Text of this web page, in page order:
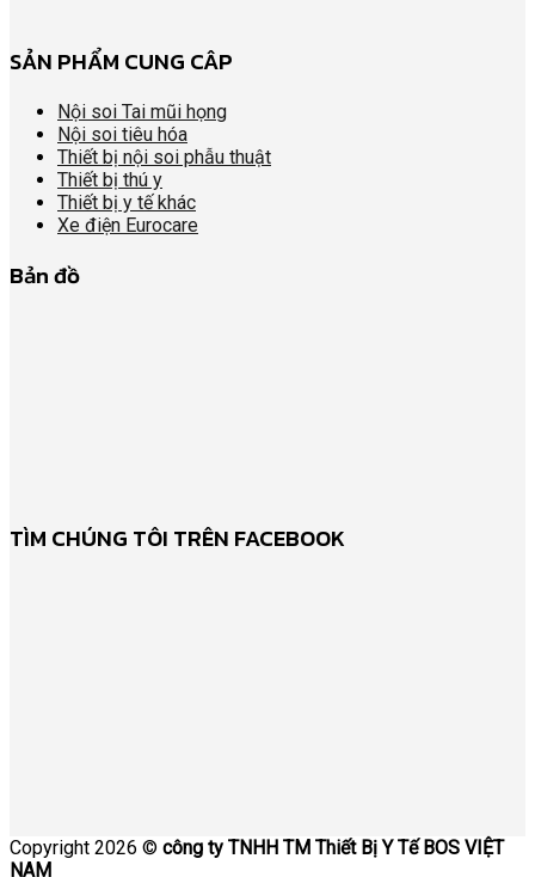
SẢN PHẨM CUNG CÂP
Nội soi Tai mũi họng
Nội soi tiêu hóa
Thiết bị nội soi phẫu thuật
Thiết bị thú y
Thiết bị y tế khác
Xe điện Eurocare
Bản đồ
TÌM CHÚNG TÔI TRÊN FACEBOOK
Copyright 2026 © công ty TNHH TM Thiết Bị Y Tế BOS VIỆT
NAM